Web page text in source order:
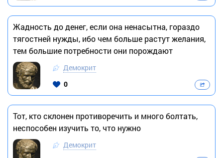
Жадность до денег, если она ненасытна, гораздо
тягостней нужды, ибо чем больше растут желания,
тем большие потребности они порождают
Демокрит
0
Тот, кто склонен противоречить и много болтать,
неспособен изучить то, что нужно
Демокрит